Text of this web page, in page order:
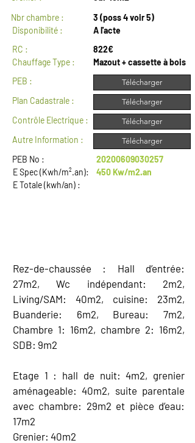
Nbr chambre :
3 (poss 4 voir 5)
Disponibilité :
A l'acte
RC :
822€
Chauffage Type :
Mazout + cassette à bois
PEB :
Télécharger
Plan Cadastrale : Télécharger
Contrôle Electrique : Télécharger
Autre Information : Télécharger
PEB No :
20200609030257
450 Kw/m2.an
E Spec (Kwh/m².an):
E Totale (kwh/an) :
Rez-de-chaussée : Hall d’entrée:
27m2, Wc indépendant: 2m2,
Living/SAM: 40m2, cuisine: 23m2,
Buanderie: 6m2, Bureau: 7m2,
Chambre 1: 16m2, chambre 2: 16m2,
SDB: 9m2
Etage 1 : hall de nuit: 4m2, grenier
aménageable: 40m2, suite parentale
avec chambre: 29m2 et pièce d’eau:
17m2
Grenier: 40m2